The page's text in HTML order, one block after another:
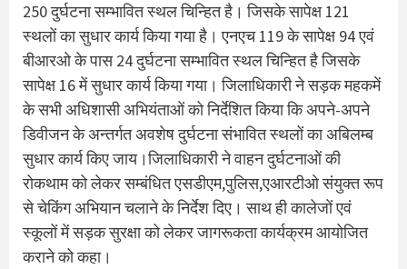
250 दुर्घटना सम्भावित स्थल चिन्हित है। जिसके सापेक्ष 121
स्थलों का सुधार कार्य किया गया है। एनएच 119 के सापेक्ष 94 एवं
बीआरओ के पास 24 दुर्घटना सम्भावित स्थल चिन्हित है जिसके
सापेक्ष 16 में सुधार कार्य किया गया। जिलाधिकारी ने सड़क महकमें
के सभी अधिशासी अभियंताओं को निर्देशित किया कि अपने-अपने
डिवीजन के अन्तर्गत अवशेष दुर्घटना संभावित स्थलों का अबिलम्ब
सुधार कार्य किए जाय।जिलाधिकारी ने वाहन दुर्घटनाओं की
रोकथाम को लेकर सम्बंधित एसडीएम,पुलिस,एआरटीओ संयुक्त रूप
से चेकिंग अभियान चलाने के निर्देश दिए। साथ ही कालेजों एवं
स्कूलों में सड़क सुरक्षा को लेकर जागरूकता कार्यक्रम आयोजित
कराने को कहा।